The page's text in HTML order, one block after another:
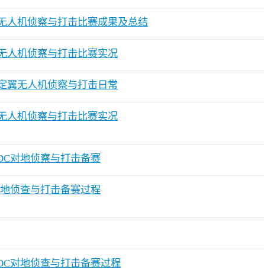
人机侦察与打击比赛成果及总结
人机侦察与打击比赛实况
翼无人机侦察与打击日常
人机侦察与打击比赛实况
对地侦察与打击备赛
侦查与打击备赛过程
对地侦查与打击备赛过程